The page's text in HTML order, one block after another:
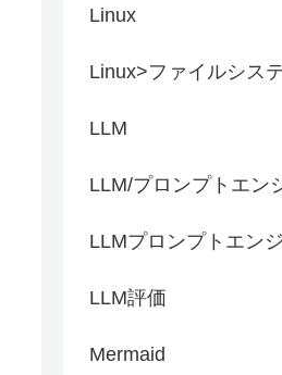
Linux
Linux>ファイルシス
LLM
LLM/プロンプトエン
LLMプロンプトエン
LLM評価
Mermaid